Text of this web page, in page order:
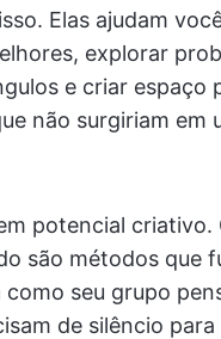
Elas ajudam
explorar
e criar espaço
não surgiriam em
potencial criativo.
são métodos que
seu grupo
de silêncio